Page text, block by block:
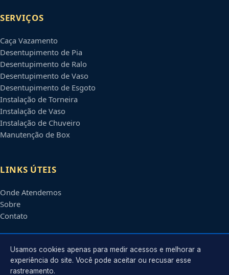
SERVIÇOS
Caça Vazamento
Desentupimento de Pia
Desentupimento de Ralo
Desentupimento de Vaso
Desentupimento de Esgoto
Instalação de Torneira
Instalação de Vaso
Instalação de Chuveiro
Manutenção de Box
LINKS ÚTEIS
Onde Atendemos
Sobre
Contato
CONTATO
Usamos cookies apenas para medir acessos e melhorar a
experiência do site. Você pode aceitar ou recusar esse
rastreamento.